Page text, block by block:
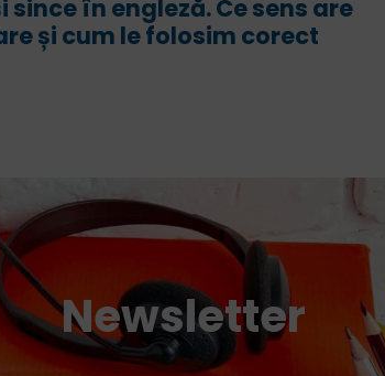
engleza, dar nu pot sa
Cum să vorbești fluent
Newsletter